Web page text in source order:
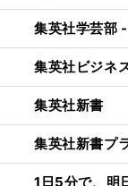
集英社学芸部
集英社ビジネ
集英社新書
集英社新書プ
1日5分で、明